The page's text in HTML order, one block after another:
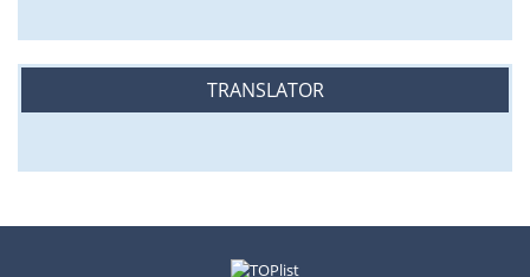
TRANSLATOR